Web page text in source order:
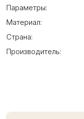
Параметры:
Материал:
Страна:
Производитель: